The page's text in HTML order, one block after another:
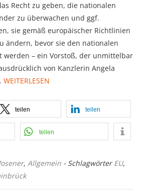
Recht zu geben, die nationalen
zu überwachen und ggf.
sie gemäß europäischer Richtlinien
ändern, bevor sie den nationalen
werden – ein Vorstoß, der unmittelbar
von Kanzlerin Angela
WEITERLESEN
teilen teilen
teilen
, Allgemein - SchlagwörterEU,